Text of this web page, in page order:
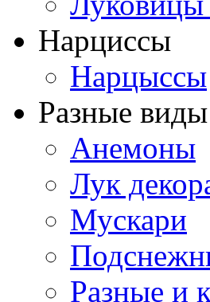
Нарциссы
Нарцыссы
Разные
Анемоны
Лук
Мускари
Разные и